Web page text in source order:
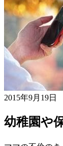
2015年9月19日
幼稚園や